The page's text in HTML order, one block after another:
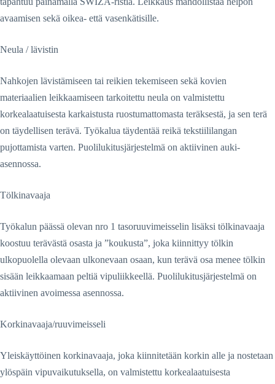
avaamisen sekä oikea- että vasenkätisille.
Neula / lävistin
Nahkojen lävistämiseen tai reikien tekemiseen sekä kovien
materiaalien leikkaamiseen tarkoitettu neula on valmistettu
korkealaatuisesta karkaistusta ruostumattomasta teräksestä, ja sen terä
on täydellisen terävä. Työkalua täydentää reikä tekstiililangan
pujottamista varten. Puolilukitusjärjestelmä on aktiivinen auki-
asennossa.
Tölkinavaaja
Työkalun päässä olevan nro 1 tasoruuvimeisselin lisäksi tölkinavaaja
koostuu terävästä osasta ja ”koukusta”, joka kiinnittyy tölkin
ulkopuolella olevaan ulkonevaan osaan, kun terävä osa menee tölkin
sisään leikkaamaan peltiä vipuliikkeellä. Puolilukitusjärjestelmä on
aktiivinen avoimessa asennossa.
Korkinavaaja/ruuvimeisseli
Yleiskäyttöinen korkinavaaja, joka kiinnitetään korkin alle ja nostetaan
ylöspäin vipuvaikutuksella, on valmistettu korkealaatuisesta